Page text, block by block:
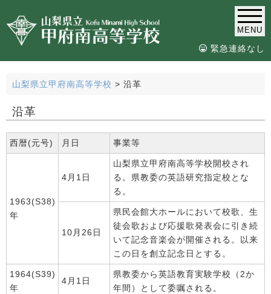
MENU
緊急連絡なし
山梨県立甲府南高等学校 > 沿革
沿革
西暦(元号) 月日 事業等
1963(S38)
年
4月1日
山梨県立甲府南高等学校開校され
る。県教委の英語研究指定校とな
る。
10月26日
県民会館大ホールにおいて校歌、生
徒会歌および応援歌発表会に引き続
いて記念音楽会が開催される。以来
この日を創立記念日とする。
1964(S39)
年
4月1日
県教委から英語教育実験学校（2か
年間）として委嘱される。